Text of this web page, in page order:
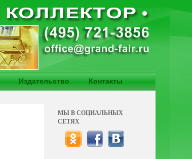
Издательство Контакты
МЫ В СОЦИАЛЬНЫХ
СЕТЯХ